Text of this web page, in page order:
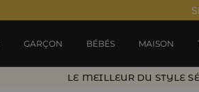
GARÇON BÉBÉS MAISON
LE MEILLEUR DU STYLE